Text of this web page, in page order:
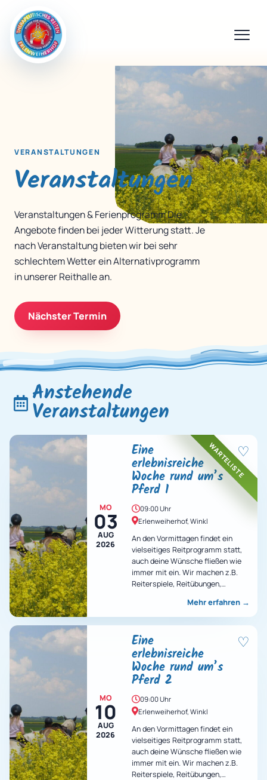
VERANSTALTUNGEN
Veranstaltungen
Veranstaltungen & Ferienprogramm Die
Angebote finden bei jeder Witterung statt. Je
nach Veranstaltung bieten wir bei sehr
schlechtem Wetter ein Alternativprogramm
in unserer Reithalle an.
Nächster Termin
Anstehende
Veranstaltungen
WARTELISTE
MO
03
AUG
2026
Eine
erlebnisreiche
Woche rund um’s
Pferd 1
♡
09:00 Uhr
Erlenweiherhof, Winkl
An den Vormittagen findet ein
vielseitiges Reitprogramm statt,
auch deine Wünsche fließen wie
immer mit ein. Wir machen z.B.
Reiterspiele, Reitübungen,
Mehr erfahren →
MO
10
AUG
2026
Eine
erlebnisreiche
Woche rund um’s
Pferd 2
♡
09:00 Uhr
Erlenweiherhof, Winkl
An den Vormittagen findet ein
vielseitiges Reitprogramm statt,
auch deine Wünsche fließen wie
immer mit ein. Wir machen z.B.
Reiterspiele, Reitübungen,